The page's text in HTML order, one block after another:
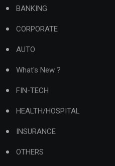
BANKING
CORPORATE
AUTO
What's New ?
FIN-TECH
HEALTH/HOSPITAL
INSURANCE
OTHERS